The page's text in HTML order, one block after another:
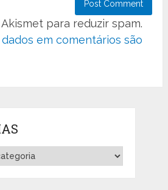
para reduzir spam.
em comentários são